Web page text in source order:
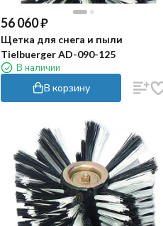
56 060₽
Щетка для снега и пыли
Tielbuerger AD-090-125
В наличии
В корзину